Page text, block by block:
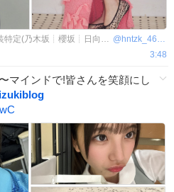
pyon🪄︎︎アイドル私服衣装特定(乃木坂┊︎櫻坂┊︎日向坂 etc) @ hntzk_46pyo
3:48
マインドで!皆さんを笑顔にし